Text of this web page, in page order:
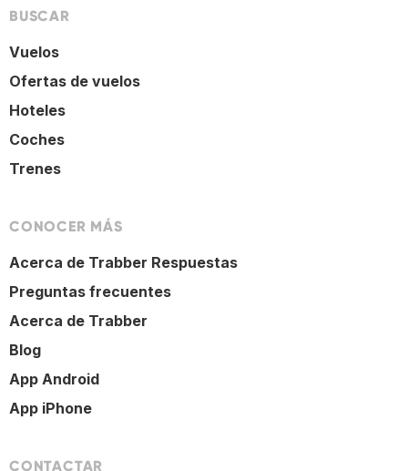
BUSCAR
Vuelos
Ofertas de vuelos
Hoteles
Coches
Trenes
CONOCER MÁS
Acerca de Trabber Respuestas
Preguntas frecuentes
Acerca de Trabber
Blog
App Android
App iPhone
CONTACTAR